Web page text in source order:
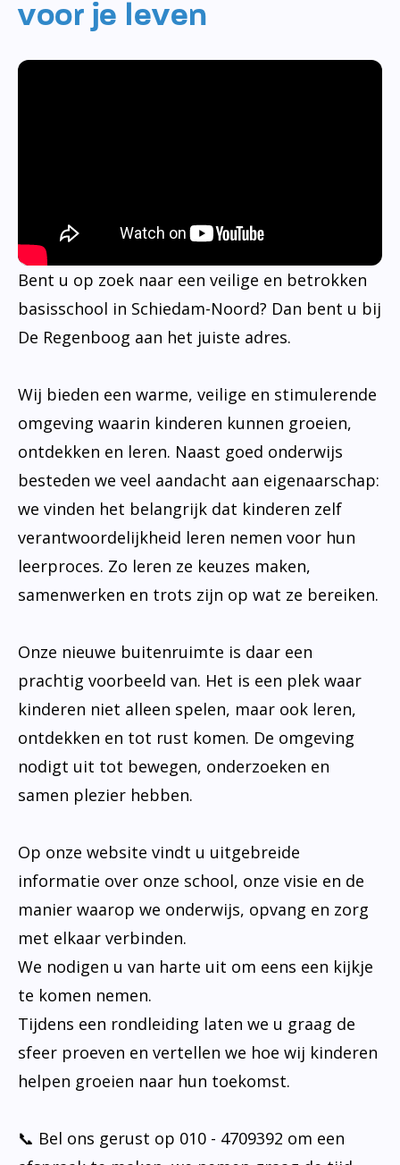
voor je leven
Bent u op zoek naar een veilige en betrokken
basisschool in Schiedam-Noord? Dan bent u bij
De Regenboog aan het juiste adres.
Wij bieden een warme, veilige en stimulerende
omgeving waarin kinderen kunnen groeien,
ontdekken en leren. Naast goed onderwijs
besteden we veel aandacht aan eigenaarschap:
we vinden het belangrijk dat kinderen zelf
verantwoordelijkheid leren nemen voor hun
leerproces. Zo leren ze keuzes maken,
samenwerken en trots zijn op wat ze bereiken.
Onze nieuwe buitenruimte is daar een
prachtig voorbeeld van. Het is een plek waar
kinderen niet alleen spelen, maar ook leren,
ontdekken en tot rust komen. De omgeving
nodigt uit tot bewegen, onderzoeken en
samen plezier hebben.
Op onze website vindt u uitgebreide
informatie over onze school, onze visie en de
manier waarop we onderwijs, opvang en zorg
met elkaar verbinden.
We nodigen u van harte uit om eens een kijkje
te komen nemen.
Tijdens een rondleiding laten we u graag de
sfeer proeven en vertellen we hoe wij kinderen
helpen groeien naar hun toekomst.
📞 Bel ons gerust op 010 - 4709392 om een